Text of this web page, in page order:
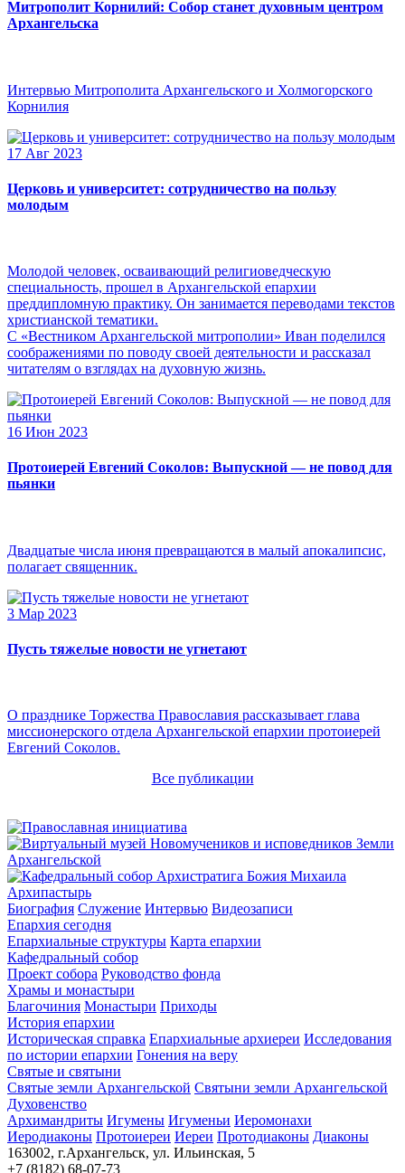
Митрополит Корнилий: Собор станет духовным центром
Архангельска
Интервью Митрополита Архангельского и Холмогорского
Корнилия
17 Авг 2023
Церковь и университет: сотрудничество на пользу
молодым
Молодой человек, осваивающий религиоведческую
специальность, прошел в Архангельской епархии
преддипломную практику. Он занимается переводами текстов
христианской тематики.
С «Вестником Архангельской митрополии» Иван поделился
соображениями по поводу своей деятельности и рассказал
читателям о взглядах на духовную жизнь.
16 Июн 2023
Протоиерей Евгений Соколов: Выпускной — не повод для
пьянки
Двадцатые числа июня превращаются в малый апокалипсис,
полагает священник.
3 Мар 2023
Пусть тяжелые новости не угнетают
О празднике Торжества Православия рассказывает глава
миссионерского отдела Архангельской епархии протоиерей
Евгений Соколов.
Все публикации
Архипастырь
Биография Служение Интервью Видеозаписи
Епархия сегодня
Епархиальные структуры Карта епархии
Кафедральный собор
Проект собора Руководство фонда
Храмы и монастыри
Благочиния Монастыри Приходы
История епархии
Историческая справка Епархиальные архиереи Исследования
по истории епархии Гонения на веру
Святые и святыни
Святые земли Архангельской Святыни земли Архангельской
Духовенство
Архимандриты Игумены Игуменьи Иеромонахи
Иеродиаконы Протоиереи Иереи Протодиаконы Диаконы
163002, г.Архангельск, ул. Ильинская, 5
+7 (8182) 68-07-73